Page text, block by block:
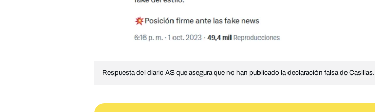
Respuesta del diario AS que asegura que no han publicado la declaración falsa de Casillas.